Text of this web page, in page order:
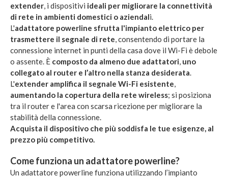
extender, i dispositivi ideali per migliorare la connettività
di rete in ambienti domestici o aziendali.
L'adattatore powerline sfrutta l'impianto elettrico per
trasmettere il segnale di rete, consentendo di portare la
connessione internet in punti della casa dove il Wi-Fi è debole
o assente. È composto da almeno due adattatori, uno
collegato al router e l’altro nella stanza desiderata.
L'extender amplifica il segnale Wi-Fi esistente,
aumentando la copertura della rete wireless; si posiziona
tra il router e l'area con scarsa ricezione per migliorare la
stabilità della connessione.
Acquista il dispositivo che più soddisfa le tue esigenze, al
prezzo più competitivo.
Come funziona un adattatore powerline?
Un adattatore powerline funziona utilizzando l’impianto